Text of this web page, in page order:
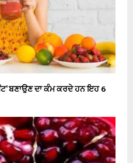
ਬਣਾਉਣ ਦਾ ਕੰਮ ਕਰਦੇ ਹਨ ਇਹ 6